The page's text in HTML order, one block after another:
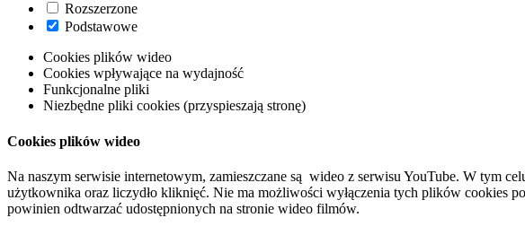
Rozszerzone
Podstawowe
Cookies plików wideo
Cookies wpływające na wydajność
Funkcjonalne pliki
Niezbędne pliki cookies (przyspieszają stronę)
Cookies plików wideo
Na naszym serwisie internetowym, zamieszczane są wideo z serwisu YouTube. W tym
użytkownika oraz liczydło kliknięć. Nie ma możliwości wyłączenia tych plików cookies
powinien odtwarzać udostępnionych na stronie wideo filmów.